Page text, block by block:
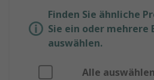
Finden Sie ähnliche
Sie ein oder mehrere
auswählen.
Alle auswählen